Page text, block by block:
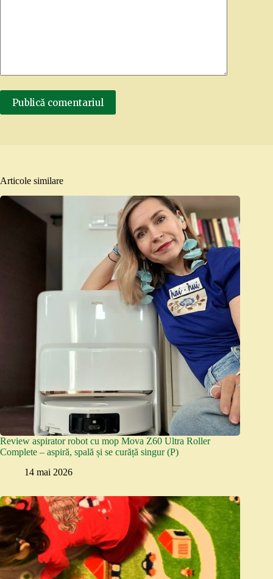
Publică comentariul
Articole similare
Review aspirator robot cu mop Mova Z60 Ultra Roller
Complete – aspiră, spală și se curăță singur (P)
14 mai 2026